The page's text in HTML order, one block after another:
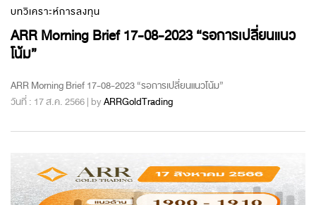
บทวิเคราะห์การลงทุน
ARR Morning Brief 17-08-2023 “รอการเปลี่ยนแนว
โน้ม”
ARR Morning Brief 17-08-2023 “รอการเปลี่ยนแนวโน้ม”
วันที่ : 17 ส.ค. 2566 | byARRGoldTrading